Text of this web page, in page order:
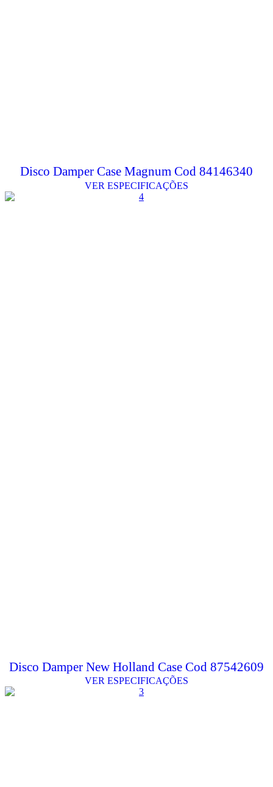
Disco Damper Case Magnum Cod 84146340
VER ESPECIFICAÇÕES
Disco Damper New Holland Case Cod 87542609
VER ESPECIFICAÇÕES